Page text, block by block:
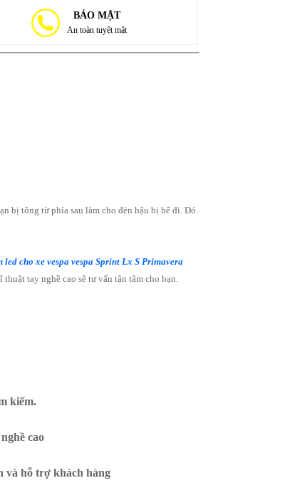
BẢO MẬT
An toàn tuyệt mật
bị tông từ phía sau làm cho đèn hậu bị bể đi. Đó
led cho xe vespa vespa Sprint Lx S Primavera
tay nghề cao sẽ tư vấn tận tâm cho bạn.
kiếm.
cao
và hỗ trợ khách hàng